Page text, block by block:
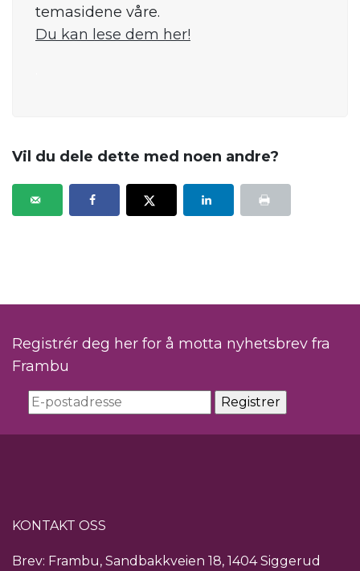
temasidene våre.
Du kan lese dem her!
Vil du dele dette med noen andre?
Registrér deg her for å motta nyhetsbrev fra
Frambu
KONTAKT OSS
Brev: Frambu, Sandbakkveien 18, 1404 Siggerud